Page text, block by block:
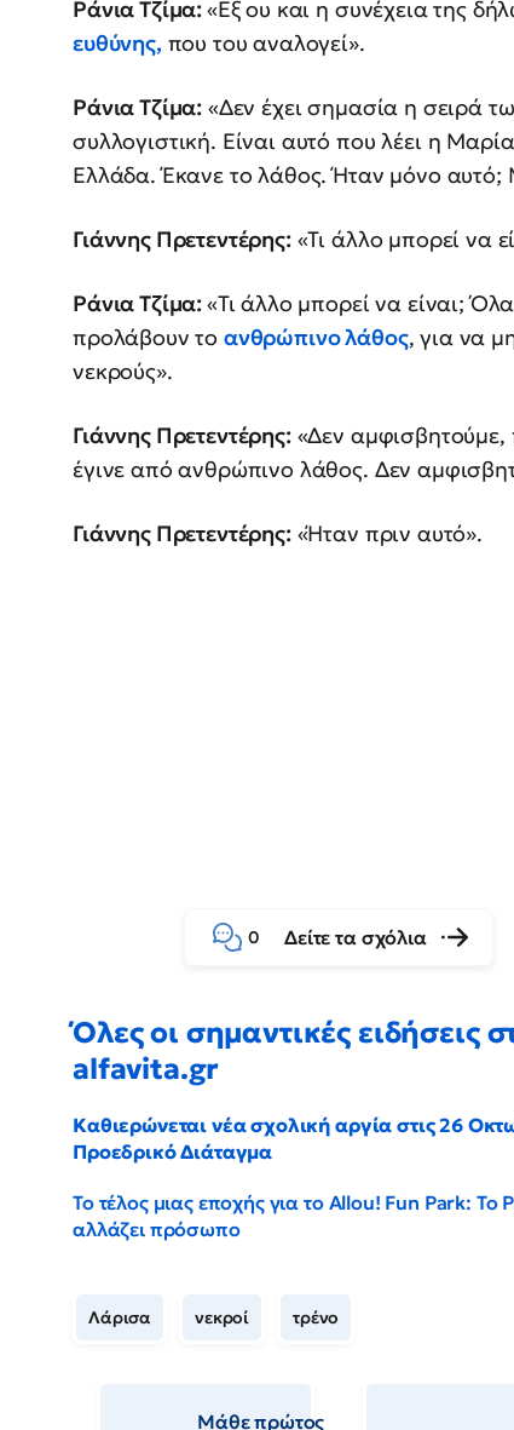
Ράνια Τζίμα:«Εξ ου και η συνέχεια της
ευθύνης, που του αναλογεί».
Ράνια Τζίμα: «Δεν έχει σημασία η σειρά
συλλογιστική. Είναι αυτό που λέει η
Ελλάδα. Έκανε το λάθος. Ήταν μόνο
Γιάννης Πρετεντέρης:«Τι άλλο μπορεί να
Ράνια Τζίμα:«Τι άλλο μπορεί να είναι;
προλάβουν το ανθρώπινο λάθος, για να
νεκρούς».
Γιάννης Πρετεντέρης:«Δεν αμφισβητούμε,
έγινε από ανθρώπινο λάθος. Δεν
Γιάννης Πρετεντέρης:«Ήταν πριν αυτό».
0 Δείτε τα σχόλια
Όλες οι σημαντικές ειδήσεις
alfavita.gr
Καθιερώνεται νέα σχολική αργία στις 26
Προεδρικό Διάταγμα
Το τέλος μιας εποχής για το Allou! Fun Park: Το
αλλάζει πρόσωπο
Λάρισα νεκροί τρένο
Μάθε πρώτος